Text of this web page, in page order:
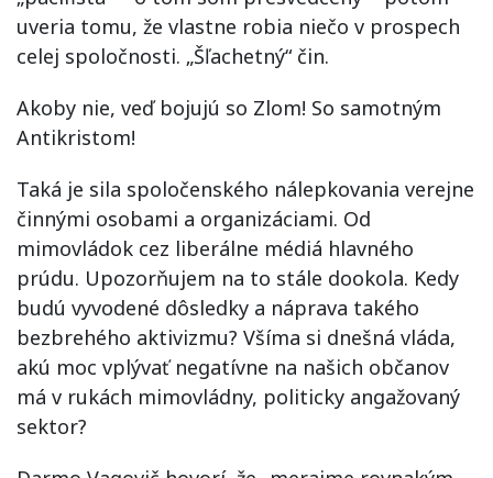
uveria tomu, že vlastne robia niečo v prospech
celej spoločnosti. „Šľachetný“ čin.
Akoby nie, veď bojujú so Zlom! So samotným
Antikristom!
Taká je sila spoločenského nálepkovania verejne
činnými osobami a organizáciami. Od
mimovládok cez liberálne médiá hlavného
prúdu. Upozorňujem na to stále dookola. Kedy
budú vyvodené dôsledky a náprava takého
bezbrehého aktivizmu? Všíma si dnešná vláda,
akú moc vplývať negatívne na našich občanov
má v rukách mimovládny, politicky angažovaný
sektor?